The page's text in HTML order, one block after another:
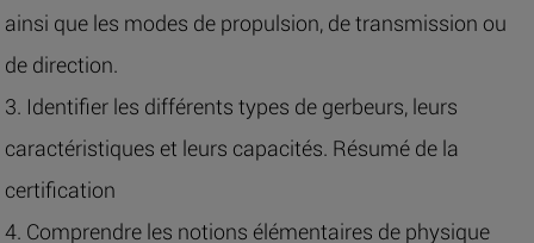
ainsi que les modes de propulsion, de transmission ou
de direction.
3. Identifier les différents types de gerbeurs, leurs
caractéristiques et leurs capacités. Résumé de la
certification
4. Comprendre les notions élémentaires de physique